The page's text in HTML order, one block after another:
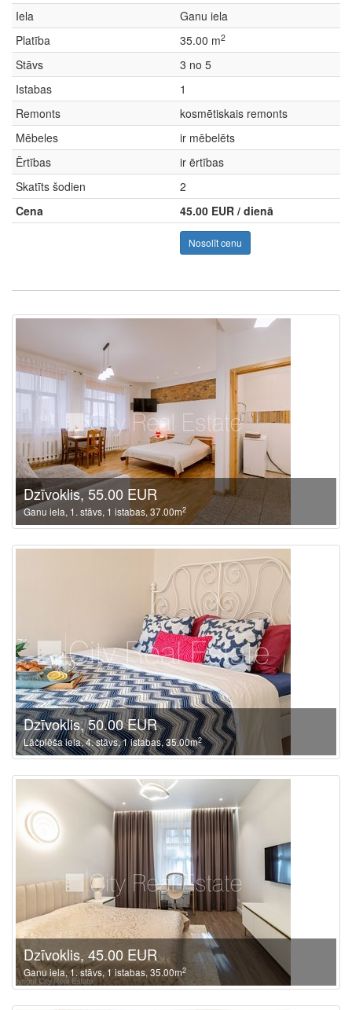
Iela
Ganu iela
Platība
35.00 m2
Stāvs
3 no 5
Istabas
1
Remonts
kosmētiskais remonts
Mēbeles
ir mēbelēts
Ērtības
ir ērtības
Skatīts šodien
2
Cena
45.00 EUR / dienā
Nosolīt cenu
Dzīvoklis, 55.00 EUR
Ganu iela, 1. stāvs, 1 istabas, 37.00m2
Dzīvoklis, 50.00 EUR
Lāčplēša iela, 4. stāvs, 1 istabas, 35.00m2
Dzīvoklis, 45.00 EUR
Ganu iela, 1. stāvs, 1 istabas, 35.00m2